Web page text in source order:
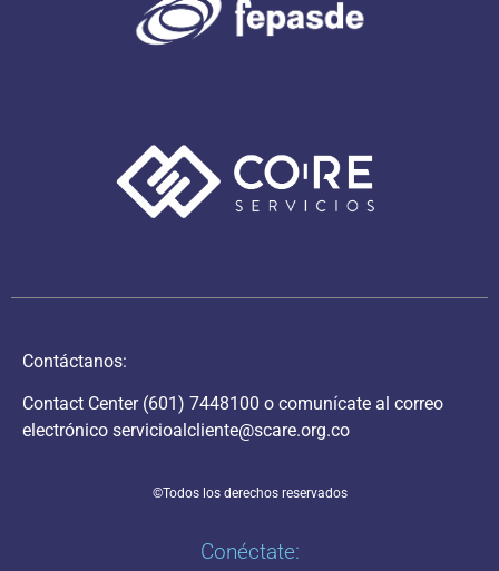
Contáctanos:
Contact Center (601) 7448100 o comunícate al correo
electrónico servicioalcliente@scare.org.co
©Todos los derechos reservados
Conéctate: